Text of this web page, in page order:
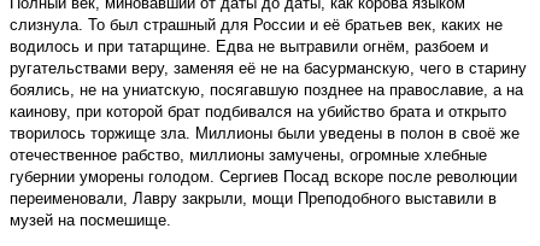
слизнула. То был страшный для России и её братьев век, каких не
водилось и при татарщине. Едва не вытравили огнём, разбоем и
ругательствами веру, заменяя её не на басурманскую, чего в старину
боялись, не на униатскую, посягавшую позднее на православие, а на
каинову, при которой брат подбивался на убийство брата и открыто
творилось торжище зла. Миллионы были уведены в полон в своё же
отечественное рабство, миллионы замучены, огромные хлебные
губернии уморены голодом. Сергиев Посад вскоре после революции
переименовали, Лавру закрыли, мощи Преподобного выставили в
музей на посмешище.